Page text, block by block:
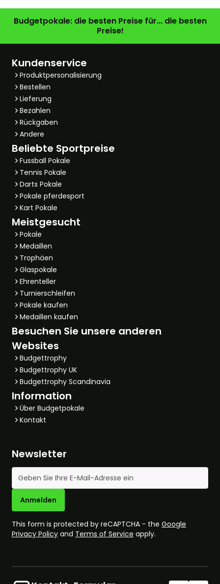
Budgetpokale: die besten Preise für... die besten
Preise!
Kundenservice
Produktpersonalisierung
Bestellen
Lieferung
Bezahlen
Rückgaben
Andere
Beliebte Sportpreise
Fussball Pokale
Tennis Pokale
Darts Pokale
Pokale pferdesport
Kart Pokale
Meistgesucht
Pokale
Medaillen
Trophäen
Glaspokale
Ehrenteller
Turnierschleifen
Pokale kaufen
Medaillen kaufen
Besuchen Sie unsere anderen
Websites
Budgettrophy
Budgettrophy UK
Budgettrophy Scandinavia
Information
Über Budgetpokale
Kontakt
Newsletter
E-Mail-Adresse
Anmelden
This form is protected by reCAPTCHA - the Google
Privacy Policy and Terms of Service apply.